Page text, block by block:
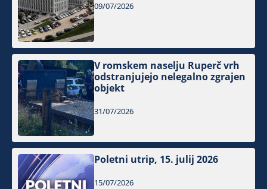
09/07/2026
V romskem naselju Ruperč vrh
odstranjujejo nelegalno zgrajen
objekt
31/07/2026
Poletni utrip, 15. julij 2026
15/07/2026